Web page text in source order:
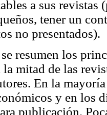
a sus
tener un
no presentados).
se resumen los
la mitad de las
En la
y en los
publicación.